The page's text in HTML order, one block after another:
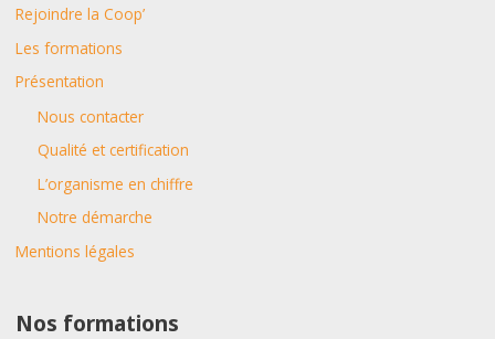
Rejoindre la Coop’
Les formations
Présentation
Nous contacter
Qualité et certification
L’organisme en chiffre
Notre démarche
Mentions légales
Nos formations